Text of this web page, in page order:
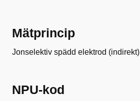
Mätprincip
Jonselektiv spädd elektrod (indirekt)
NPU-kod